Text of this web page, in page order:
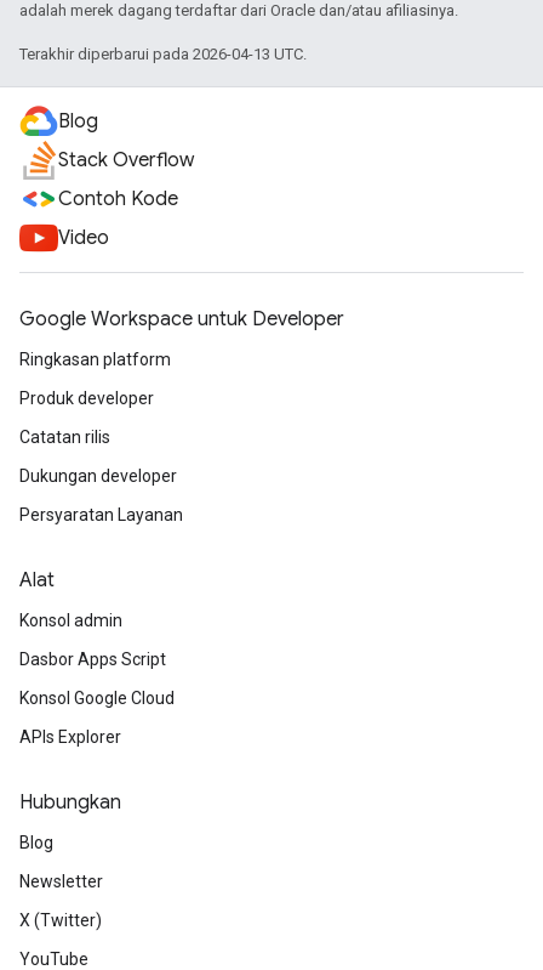
adalah merek dagang terdaftar dari Oracle dan/atau afiliasinya.
Terakhir diperbarui pada 2026-04-13 UTC.
Blog
Stack Overflow
Contoh Kode
Video
Google Workspace untuk Developer
Ringkasan platform
Produk developer
Catatan rilis
Dukungan developer
Persyaratan Layanan
Alat
Konsol admin
Dasbor Apps Script
Konsol Google Cloud
APIs Explorer
Hubungkan
Blog
Newsletter
X (Twitter)
YouTube